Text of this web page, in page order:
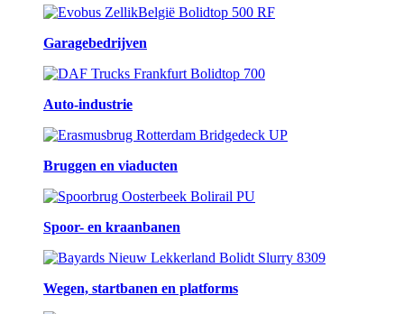
Garagebedrijven
Auto-industrie
Bruggen en viaducten
Spoor- en kraanbanen
Wegen, startbanen en platforms